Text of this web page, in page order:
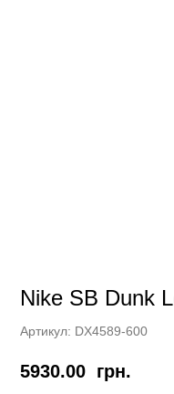
Nike SB Dunk
Артикул: DX4589-600
5930.00 грн.